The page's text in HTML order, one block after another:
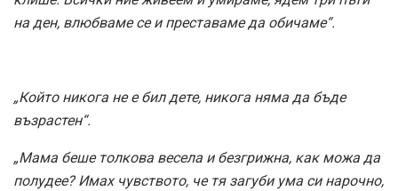
на ден, влюбваме се и преставаме да обичаме“.
„Който никога не е бил дете, никога няма да бъде
възрастен“.
„Мама беше толкова весела и безгрижна, как можа да
полудее? Имах чувството, че тя загуби ума си нарочно,